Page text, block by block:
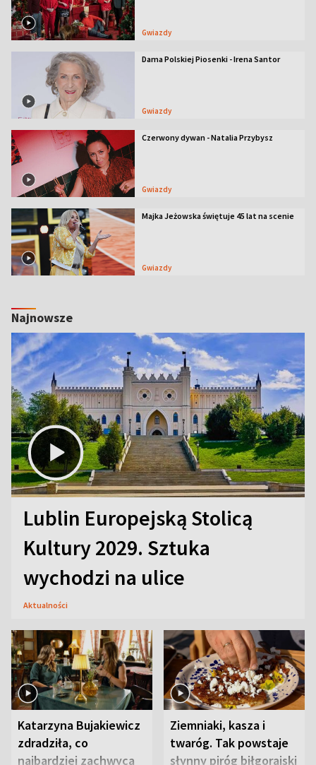
Gwiazdy
Dama Polskiej Piosenki - Irena Santor
Gwiazdy
Czerwony dywan - Natalia Przybysz
Gwiazdy
Majka Jeżowska świętuje 45 lat na scenie
Gwiazdy
Najnowsze
Lublin Europejską Stolicą
Kultury 2029. Sztuka
wychodzi na ulice
Aktualności
Katarzyna Bujakiewicz
zdradziła, co
najbardziej zachwyca
Ziemniaki, kasza i
twaróg. Tak powstaje
słynny piróg biłgorajski